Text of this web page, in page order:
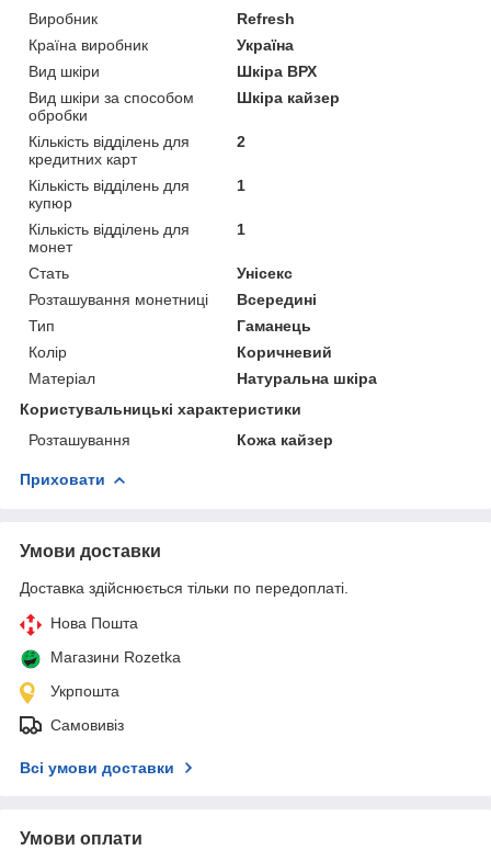
Виробник
Refresh
Країна виробник
Україна
Вид шкіри
Шкіра ВРХ
Вид шкіри за способом
обробки
Шкіра кайзер
Кількість відділень для
кредитних карт
2
Кількість відділень для
купюр
1
Кількість відділень для
монет
1
Стать
Унісекс
Розташування монетниці
Всередині
Тип
Гаманець
Колір
Коричневий
Матеріал
Натуральна шкіра
Користувальницькі характеристики
Розташування
Кожа кайзер
Приховати
Умови доставки
Доставка здійснюється тільки по передоплаті.
Нова Пошта
Магазини Rozetka
Укрпошта
Самовивіз
Всі умови доставки
Умови оплати